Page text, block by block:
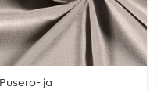
Pusero- ja